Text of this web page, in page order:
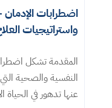
اضطرابات الإدمان
واستراتيجيات
المقدمة تشكل
النفسية والصحية
عنها تدهور في الحياة